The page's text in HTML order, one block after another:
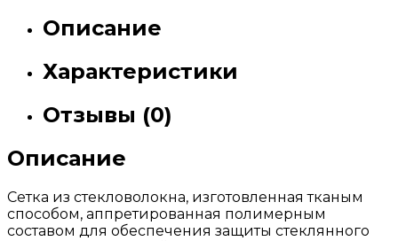
Описание
Характеристики
Отзывы (0)
Описание
Сетка из стекловолокна, изготовленная тканым
способом, аппретированная полимерным
составом для обеспечения защиты стеклянного